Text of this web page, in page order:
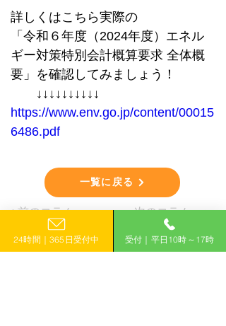
詳しくはこちら実際の
「 令和６年度（2024年度）エネル
ギー対策特別会計概算要求 全体概
要 」を確認してみましょう！
↓↓↓↓↓↓↓↓↓↓
https://www.env.go.jp/content/00015
6486.pdf
一覧に戻る
< 前のコラムへ 次のコラムへ＞
24時間｜365日受付中 受付｜平日10時～17時